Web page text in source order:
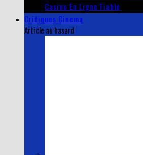
Casino En Ligne Fiable
Critiques Cinema
Article au hasard